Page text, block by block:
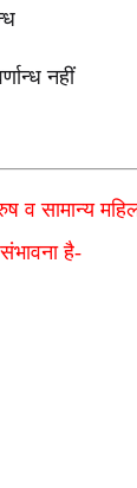
नहीं
व सामान्य
है-